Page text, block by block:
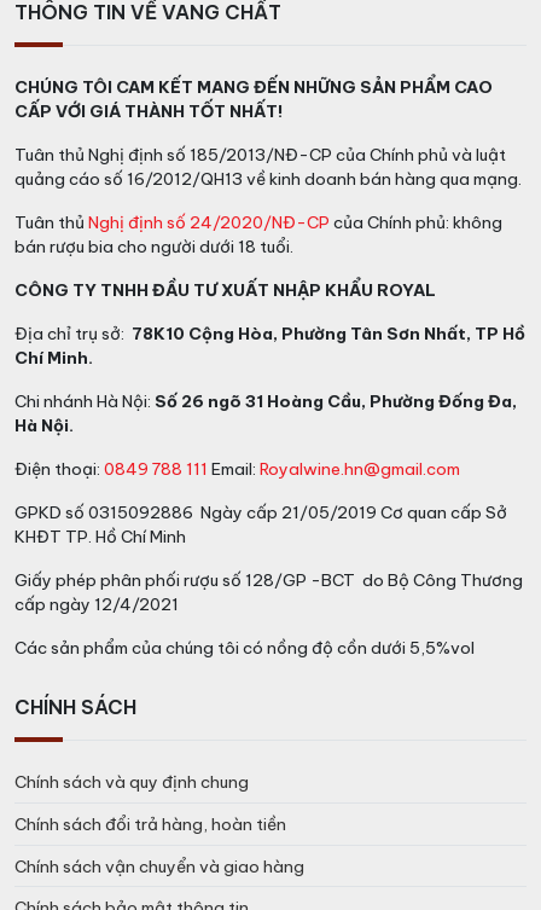
Trải nghiệm Rượu Vang Trắng La
Petite Lune Bordeaux
Với màu vàng nhạt tỏa sáng, nó phản ánh sự thanh lịch
của cam, lê và hoa trắng hòa quyện với gợi ý của hạt
dẻ và gỗ sồi, tạo ra một mùi thơm tinh tế và quyến rũ.
La Petite Lune Bordeaux mang lại một trải nghiệm vị
giác đa chiều và phức tạp. Vị ngọt của cam và lê kết
hợp với độ axit cân đối, tạo ra một sự cân bằng hoàn
dài lâu với hương vị của hoa trắng và gỗ sồi, tạo ra một
cảm giác ấm áp và thư giãn.
La Petite Lune Bordeaux kết hợp tốt với các món hải
salad hoặc phô mai trắng nhẹ nhàng. Nên phục vụ rượu
vang này ở nhiệt độ lạnh, khoảng 8-10°C (46-50°F),
để làm nổi bật hương vị tươi mới và hoa quả của rượu
trải nghiệm thưởng thức
THÔNG TIN VỀ VANG CHẤT
CHÚNG TÔI CAM KẾT MANG ĐẾN NHỮNG SẢN PHẨM CAO
CẤP VỚI GIÁ THÀNH TỐT NHẤT!
Tuân thủ Nghị định số 185/2013/NĐ-CP của Chính phủ và luật
quảng cáo số 16/2012/QH13 về kinh doanh bán hàng qua mạng.
Tuân thủ Nghị định số 24/2020/NĐ-CP của Chính phủ: không
bán rượu bia cho người dưới 18 tuổi.
CÔNG TY TNHH ĐẦU TƯ XUẤT NHẬP KHẨU ROYAL
Địa chỉ trụ sở: 78K10 Cộng Hòa, Phường Tân Sơn Nhất, TP Hồ
Chí Minh.
Chi nhánh Hà Nội: Số 26 ngõ 31 Hoàng Cầu, Phường Đống Đa,
Hà Nội.
Điện thoại: 0849 788 111 Email: Royalwine.hn@gmail.com
GPKD số 0315092886 Ngày cấp 21/05/2019 Cơ quan cấp Sở
KHĐT TP. Hồ Chí Minh
Giấy phép phân phối rượu số 128/GP -BCT do Bộ Công Thương
cấp ngày 12/4/2021
Các sản phẩm của chúng tôi có nồng độ cồn dưới 5,5%vol
CHÍNH SÁCH
Chính sách và quy định chung
Chính sách đổi trả hàng, hoàn tiền
Chính sách vận chuyển và giao hàng